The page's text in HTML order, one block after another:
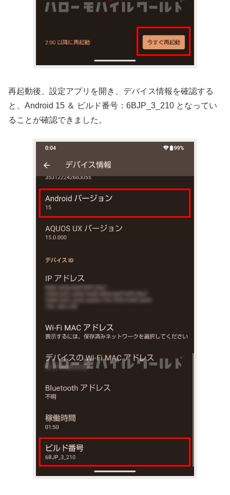
再起動後、設定アプリを開き、デバイス情報を確認する
と、Android 15 ＆ ビルド番号：6BJP_3_210 となってい
ることが確認できました。